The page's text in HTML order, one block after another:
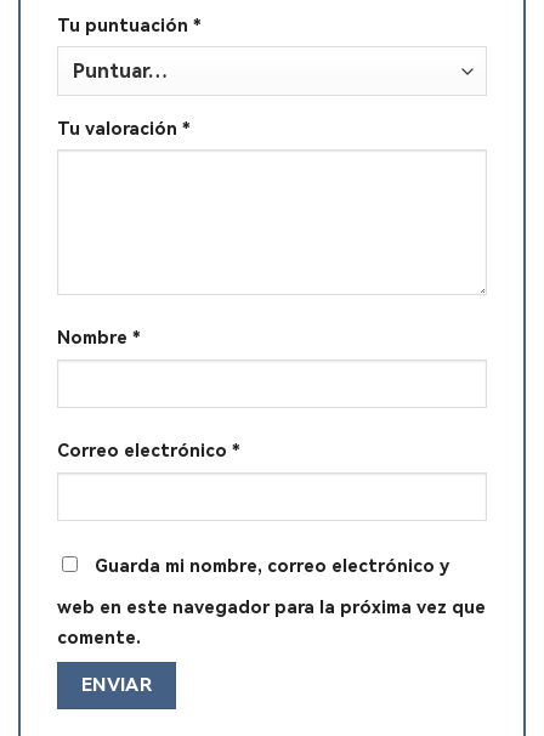
Tu puntuación *
Tu valoración *
Nombre *
Correo electrónico *
Guarda mi nombre, correo electrónico y
web en este navegador para la próxima vez que
comente.